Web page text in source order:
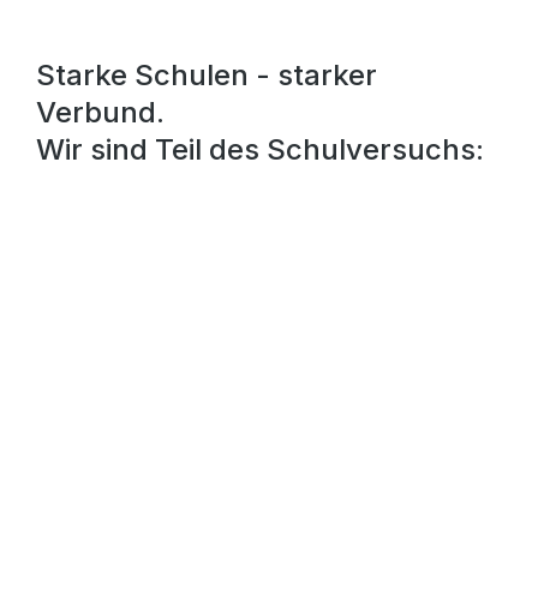
Starke Schulen - starker
Verbund.
Wir sind Teil des Schulversuchs: